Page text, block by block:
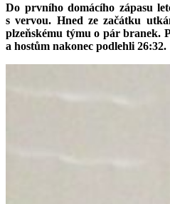
Do prvního domácího zápasu
s vervou. Hned ze začátku
plzeňskému týmu o pár branek.
a hostům nakonec podlehli 26:32.